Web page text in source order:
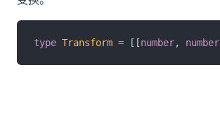
type Transform = [ [number, number